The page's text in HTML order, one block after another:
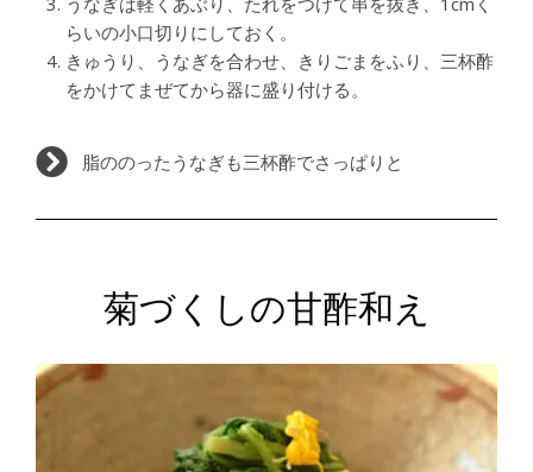
らいの小口切りにしておく。
きゅうり、うなぎを合わせ、きりごまをふり、三杯酢
をかけてまぜてから器に盛り付ける。
脂ののったうなぎも三杯酢でさっぱりと
菊づくしの甘酢和え